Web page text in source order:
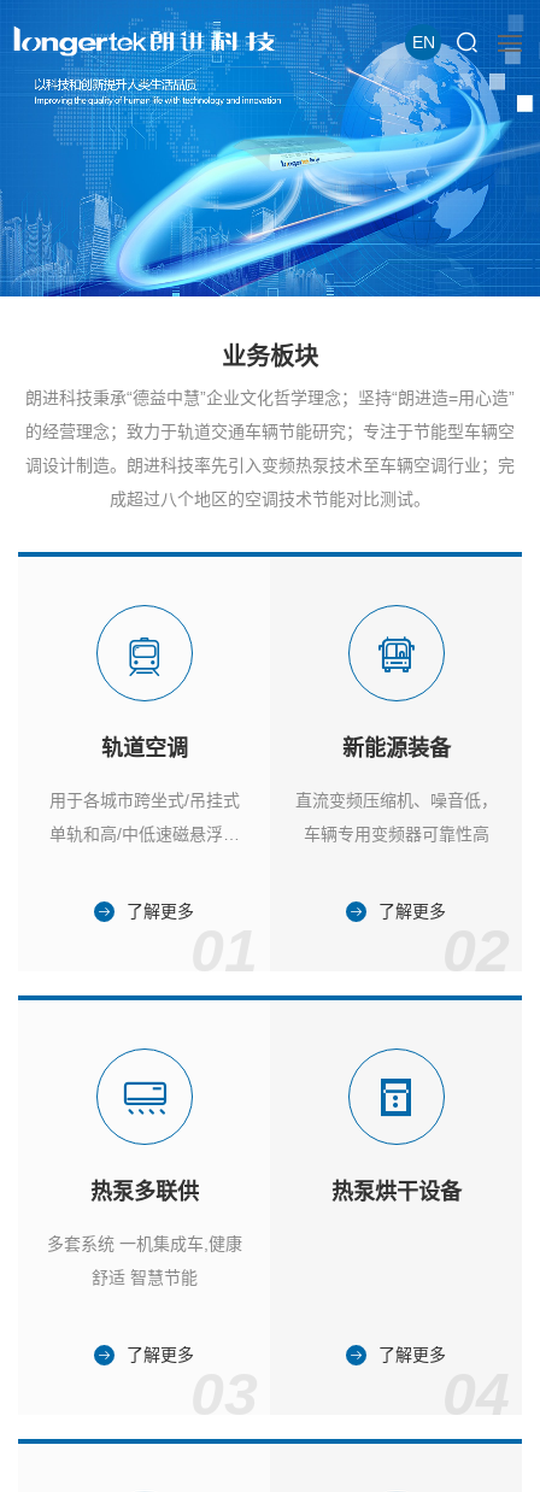
EN
业务板块
朗进科技秉承“德益中慧”企业文化哲学理念；坚持“朗进造=用心造”
的经营理念；致力于轨道交通车辆节能研究；专注于节能型车辆空
调设计制造。朗进科技率先引入变频热泵技术至车辆空调行业；完
成超过八个地区的空调技术节能对比测试。
轨道空调
用于各城市跨坐式/吊挂式
单轨和高/中低速磁悬浮列
了解更多
新能源装备
直流变频压缩机、噪音低，
车辆专用变频器可靠性高
了解更多
热泵多联供
多套系统 一机集成车,健康
舒适 智慧节能
了解更多
热泵烘干设备
了解更多